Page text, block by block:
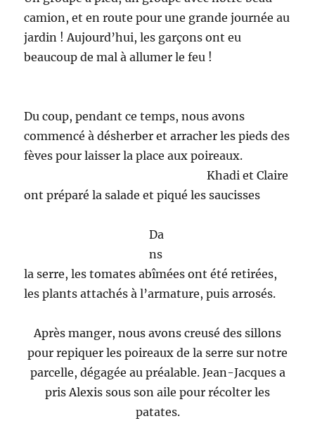
camion, et en route pour une grande journée au
jardin ! Aujourd’hui, les garçons ont eu
beaucoup de mal à allumer le feu !
Du coup, pendant ce temps, nous avons
commencé à désherber et arracher les pieds des
fèves pour laisser la place aux poireaux.
Khadi et Claire
ont préparé la salade et piqué les saucisses
Da
ns
la serre, les tomates abîmées ont été retirées,
les plants attachés à l’armature, puis arrosés.
Après manger, nous avons creusé des sillons
pour repiquer les poireaux de la serre sur notre
parcelle, dégagée au préalable. Jean-Jacques a
pris Alexis sous son aile pour récolter les
patates.